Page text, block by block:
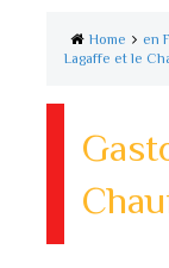
Home en
Lagaffe et le